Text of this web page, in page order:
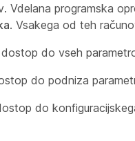
Vdelana programska
. Vsakega od teh
do vseh
do podniza
do